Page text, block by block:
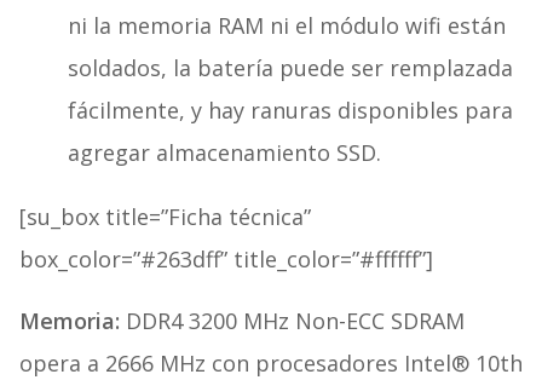
ni la memoria RAM ni el módulo wifi están
soldados, la batería puede ser remplazada
fácilmente, y hay ranuras disponibles para
agregar almacenamiento SSD.
[su_box title=”Ficha técnica”
box_color=”#263dff” title_color=”#ffffff”]
Memoria: DDR4 3200 MHz Non-ECC SDRAM
opera a 2666 MHz con procesadores Intel® 10th